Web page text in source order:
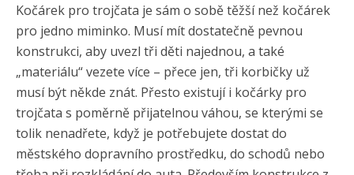
Kočárek pro trojčata je sám o sobě těžší než kočárek
pro jedno miminko. Musí mít dostatečně pevnou
konstrukci, aby uvezl tři děti najednou, a také
„materiálu“ vezete více – přece jen, tři korbičky už
musí být někde znát. Přesto existují i kočárky pro
trojčata s poměrně přijatelnou váhou, se kterými se
tolik nenadřete, když je potřebujete dostat do
městského dopravního prostředku, do schodů nebo